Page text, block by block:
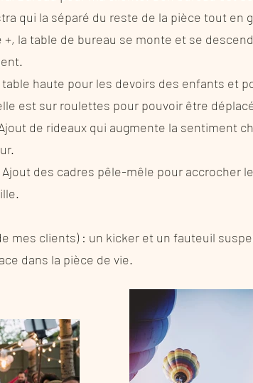
qui la séparé du reste de la pièce tout en
la table de bureau se monte et se descend
haute pour les devoirs des enfants et
est sur roulettes pour pouvoir être
de rideaux qui augmente la sentiment
pêle-mêle pour accrocher
mes clients) : un kicker et un fauteuil
dans la pièce de vie.